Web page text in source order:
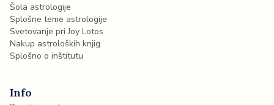
Šola astrologije
Splošne teme astrologije
Svetovanje pri Joy Lotos
Nakup astroloških knjig
Splošno o inštitutu
Info